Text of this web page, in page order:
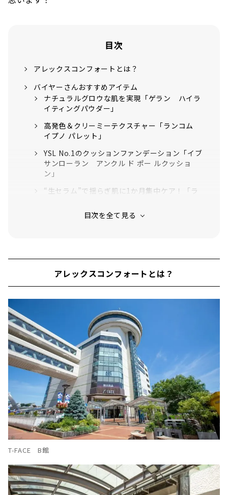
目次
アレックスコンフォートとは？
バイヤーさんおすすめアイテム
ナチュラルグロウな肌を実現「ゲラン ハイラ
イティングパウダー」
高発色＆クリーミーテクスチャー「ランコム
イプノ パレット」
YSL No.1のクッションファンデーション「イブ
サンローラン アンクル ド ポー ルクッショ
ン」
“生セラム”で揺らぎ肌に1か月集中ケア！「ラ
ル コンセントレート」
センシャルマスク」
いつものお手入れにプラス10秒のシンプルケア
「エスティローダー アドバンスナイトリペア
SMR」
肌表面をたっぷりのうるおいで満たし、キメを
整える薬用化粧水「イプサ ザ・タイムRアク
ア」
軽くなめらかなタッチでしっとり肌に「コスメ
デコルテ フェイスパウダー」
フレッシュでセンシュアルな香り「DIOR ミ
スディオール フレッシュ＆センシュアル」
どれくらいお得に買える？ 実際にお買い物してみ
ました！
お買い物体験スタート！
アレックスコンフォートとは？
T-FACE B館